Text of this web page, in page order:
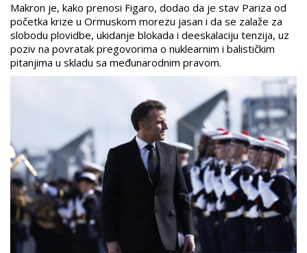
Makron je, kako prenosi Figaro, dodao da je stav Pariza od
početka krize u Ormuskom morezu jasan i da se zalaže za
slobodu plovidbe, ukidanje blokada i deeskalaciju tenzija, uz
poziv na povratak pregovorima o nuklearnim i balističkim
pitanjima u skladu sa međunarodnim pravom.